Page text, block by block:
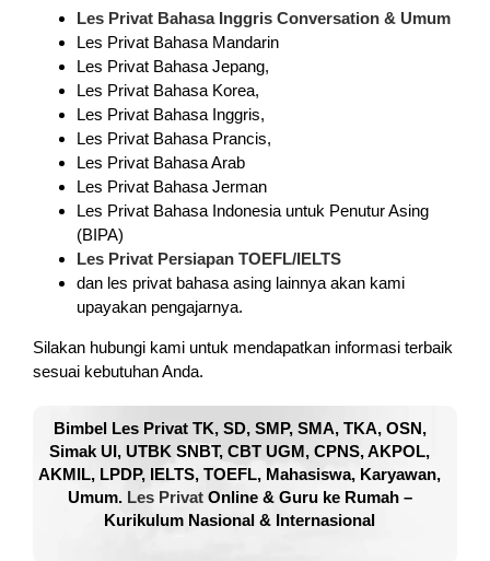
Les Privat Bahasa Inggris Conversation & Umum
Les Privat Bahasa Mandarin
Les Privat Bahasa Jepang,
Les Privat Bahasa Korea,
Les Privat Bahasa Inggris,
Les Privat Bahasa Prancis,
Les Privat Bahasa Arab
Les Privat Bahasa Jerman
Les Privat Bahasa Indonesia untuk Penutur Asing
(BIPA)
Les Privat Persiapan TOEFL/IELTS
dan les privat bahasa asing lainnya akan kami
upayakan pengajarnya.
Silakan hubungi kami untuk mendapatkan informasi terbaik
sesuai kebutuhan Anda.
Bimbel Les Privat TK, SD, SMP, SMA, TKA, OSN,
Simak UI, UTBK SNBT, CBT UGM, CPNS, AKPOL,
AKMIL, LPDP, IELTS, TOEFL, Mahasiswa, Karyawan,
Umum. Les PrivatOnline & Guru ke Rumah –
Kurikulum Nasional & Internasional